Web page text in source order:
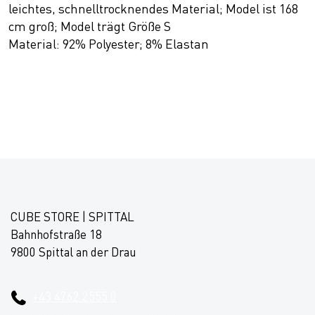
leichtes, schnelltrocknendes Material; Model ist 168
cm groß; Model trägt Größe S
Material: 92% Polyester; 8% Elastan
CUBE STORE | SPITTAL
Bahnhofstraße 18
9800 Spittal an der Drau